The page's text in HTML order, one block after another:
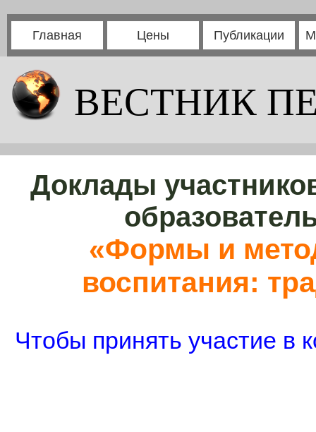
Главная Цены Публикации
ВЕСТНИК
Доклады
«Формы и
воспитания:
Чтобы принять участие в